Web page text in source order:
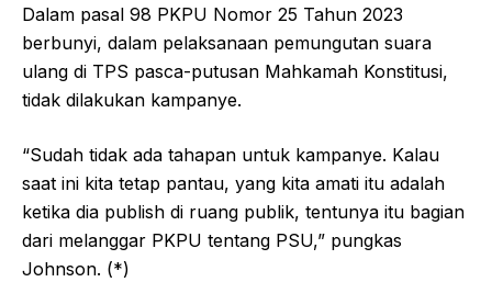
Dalam pasal 98 PKPU Nomor 25 Tahun 2023
berbunyi, dalam pelaksanaan pemungutan suara
ulang di TPS pasca-putusan Mahkamah Konstitusi,
tidak dilakukan kampanye.
“Sudah tidak ada tahapan untuk kampanye. Kalau
saat ini kita tetap pantau, yang kita amati itu adalah
ketika dia publish di ruang publik, tentunya itu bagian
dari melanggar PKPU tentang PSU,” pungkas
Johnson. (*)